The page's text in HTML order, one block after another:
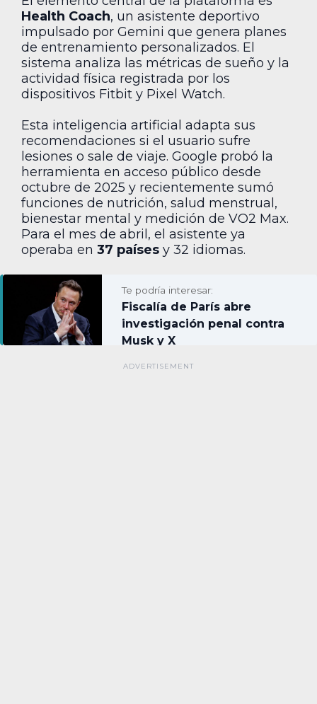
Health Coach, un asistente deportivo
impulsado por Gemini que genera planes
de entrenamiento personalizados. El
sistema analiza las métricas de sueño y la
actividad física registrada por los
dispositivos Fitbit y Pixel Watch.
Esta inteligencia artificial adapta sus
recomendaciones si el usuario sufre
lesiones o sale de viaje. Google probó la
herramienta en acceso público desde
octubre de 2025 y recientemente sumó
funciones de nutrición, salud menstrual,
bienestar mental y medición de VO2 Max.
Para el mes de abril, el asistente ya
operaba en 37 países y 32 idiomas.
Te podría interesar:
Fiscalía de París abre
investigación penal contra
Musk y X